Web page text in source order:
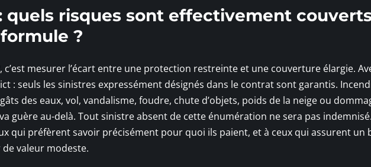
quels risques sont effectivement
?
, c’est mesurer l’écart entre une protection restreinte et une couverture élargie.
: seuls les sinistres expressément désignés dans le contrat sont garantis.
des eaux, vol, vandalisme, foudre, chute d’objets, poids de la neige ou
guère au-delà. Tout sinistre absent de cette énumération ne sera pas
qui préfèrent savoir précisément pour quoi ils paient, et à ceux qui assurent un
valeur modeste.